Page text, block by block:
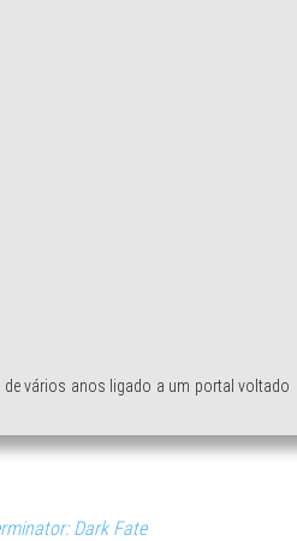
de vários anos ligado a um portal voltado
Dark Fate